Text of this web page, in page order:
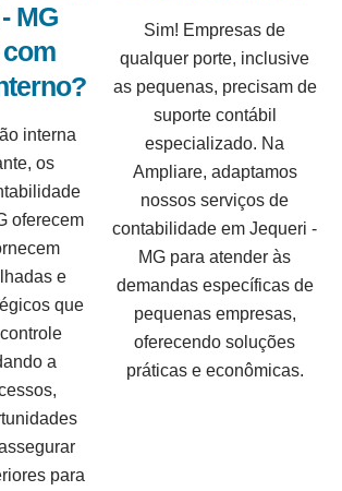
MG
interna
os
oferecem
e
que
a
para
Sim! Empresas de
qualquer porte, inclusive
as pequenas, precisam de
suporte contábil
especializado. Na
Ampliare, adaptamos
nossos serviços de
contabilidade em Jequeri -
MG para atender às
demandas específicas de
pequenas empresas,
oferecendo soluções
práticas e econômicas.